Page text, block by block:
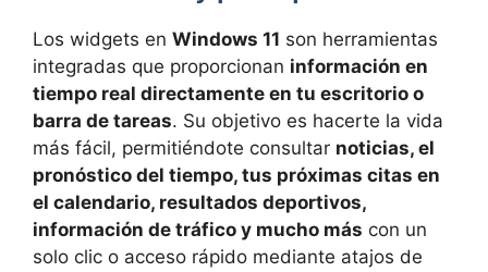
Los widgets en Windows 11 son herramientas
integradas que proporcionan información en
tiempo real directamente en tu escritorio o
barra de tareas. Su objetivo es hacerte la vida
más fácil, permitiéndote consultar noticias, el
pronóstico del tiempo, tus próximas citas en
el calendario, resultados deportivos,
información de tráfico y mucho más con un
solo clic o acceso rápido mediante atajos de